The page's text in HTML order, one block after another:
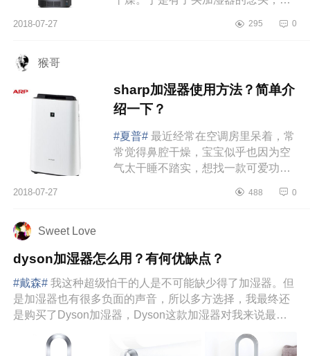
最好的吧，毕竟会用很久，便宜...
2018-07-27 295 0
猴哥
sharp加湿器使用方法？简单介
绍一下？
#夏普# 最近经常在空调房里呆着，常
常觉得鼻腔干燥，宝宝似乎也因为空
气太干睡不踏实，想找一款可爱功能
多，不是嫌太大就是有噪音要不...
2018-07-27 488 0
Sweet Love
dyson加湿器怎么用？有何优缺点？
#戴森# 我这种超级怕干的人是不可能缺少得了加湿器。但
是加湿器也有很多负面的声音，所以多方选择，我最终还
是购买了Dyson加湿器，Dyson这款加湿器对我来说最大